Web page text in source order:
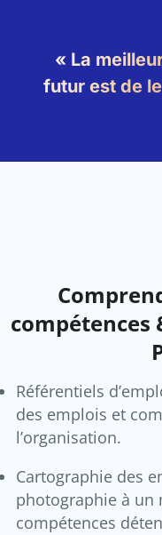
« La
futur est de
compétences
Référentiels
des emplois et
l’organisation.
Cartographie des
photographie à un
compétences